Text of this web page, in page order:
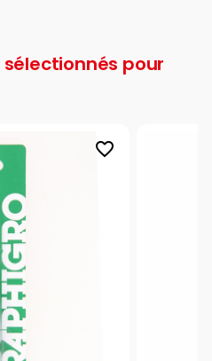
sélectionnés pour
favorite_border